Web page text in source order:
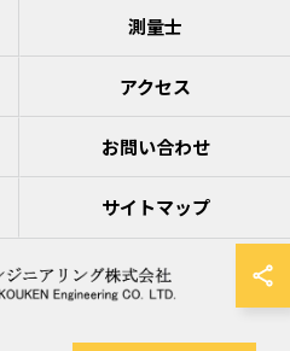
測量士
アクセス
お問い合わせ
サイトマップ